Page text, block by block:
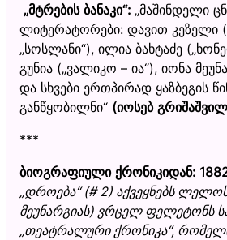
„მტრების ბანაკი“: „მაშინდელი
ლიტერატორები: დავით კეზელი
„სოსლანი“), ილია ბახტაძე
გუნია („ვალიკო – ია“), იონა
და სხვები ერთპირად ყაზბეგის
განწყობილნი“ (იოსებ
***
ბიოგრაფიული ქრონიკიდან:
„დროება“(# 2) აქვეყნებს
მეუნარგიას) ვრცელ ფელეტონს
„თეატრალური ქრონიკა“,